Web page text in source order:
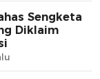
Sengketa
Diklaim